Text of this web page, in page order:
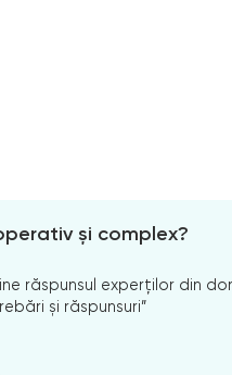
și complex?
răspunsul experților din
și răspunsuri”